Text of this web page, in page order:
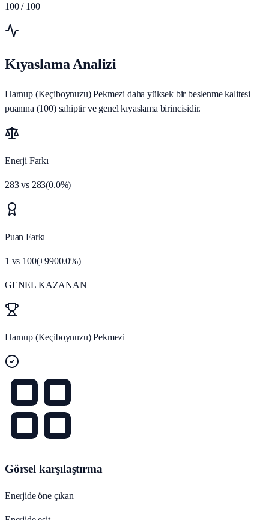
100 / 100
Kıyaslama Analizi
Harnup (Keçiboynuzu) Pekmezi daha yüksek bir beslenme kalitesi
puanına (100) sahiptir ve genel kıyaslama birincisidir.
Enerji Farkı
283vs 283(0.0%)
Puan Farkı
1 vs 100(+9900.0%)
GENEL KAZANAN
Harnup (Keçiboynuzu) Pekmezi
Görsel karşılaştırma
Enerjide öne çıkan